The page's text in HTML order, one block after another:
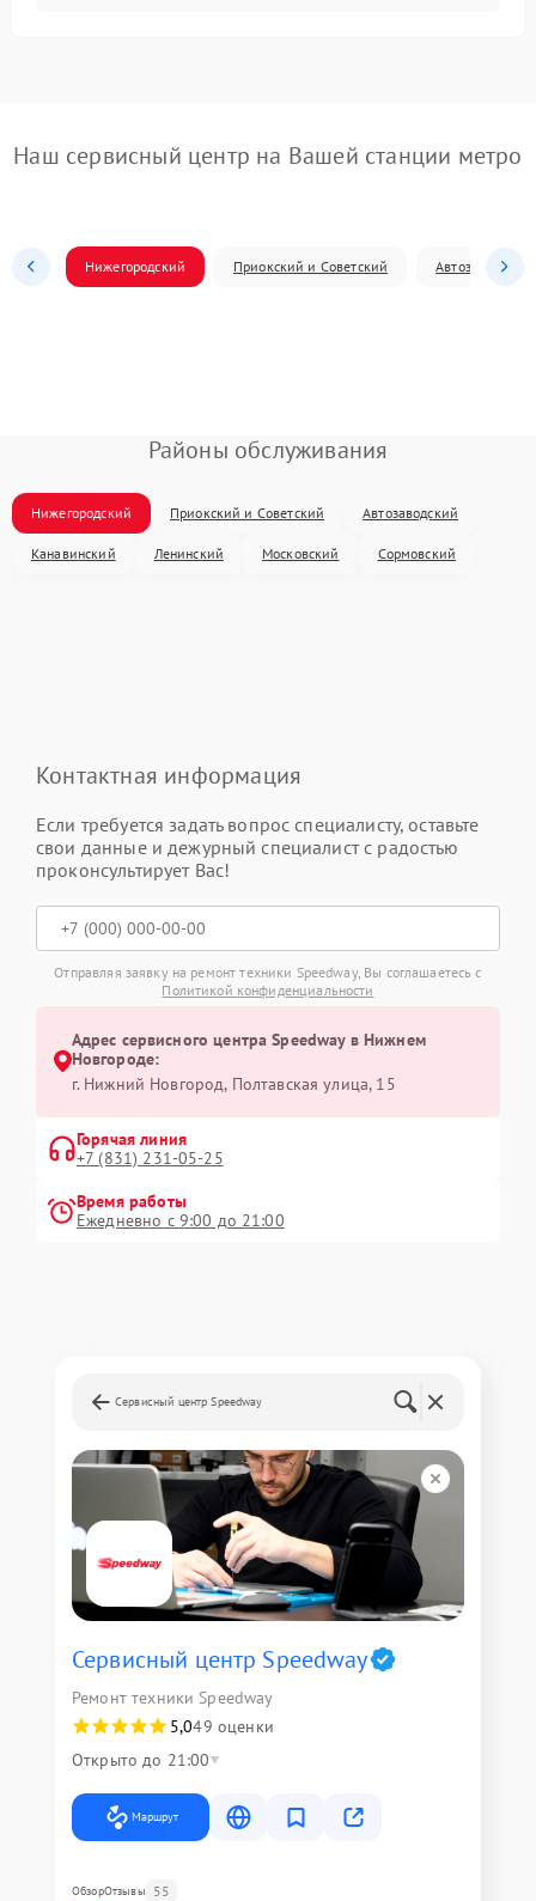
Наш сервисный центр на Вашей станции метро
Нижегородский Приокский и Советский Автозаводский
Районы обслуживания
Нижегородский Приокский и Советский Автозаводский
Канавинский Ленинский Московский Сормовский
Контактная информация
Если требуется задать вопрос специалисту, оставьте
свои данные и дежурный специалист с радостью
проконсультирует Вас!
Отправляя заявку на ремонт техники Speedway, Вы соглашаетесь с
Политикой конфиденциальности
Адрес сервисного центра Speedway в Нижнем
Новгороде:
г. Нижний Новгород, Полтавская улица, 15
Горячая линия
+7 (831) 231-05-25
Время работы
Ежедневно с 9:00 до 21:00
Сервисный центр Speedway
Сервисный центр Speedway
Ремонт техники Speedway
5,049 оценки
Открыто до 21:00
Маршрут
ОбзорОтзывы 55